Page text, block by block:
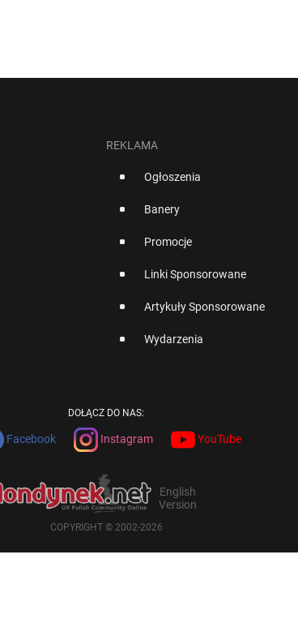
REKLAMA
Ogłoszenia
Banery
Promocje
Linki Sponsorowane
Artykuły Sponsorowane
Wydarzenia
DOŁĄCZ DO NAS:
Facebook Instagram YouTube
English
Version
COPYRIGHT © 2002-2026